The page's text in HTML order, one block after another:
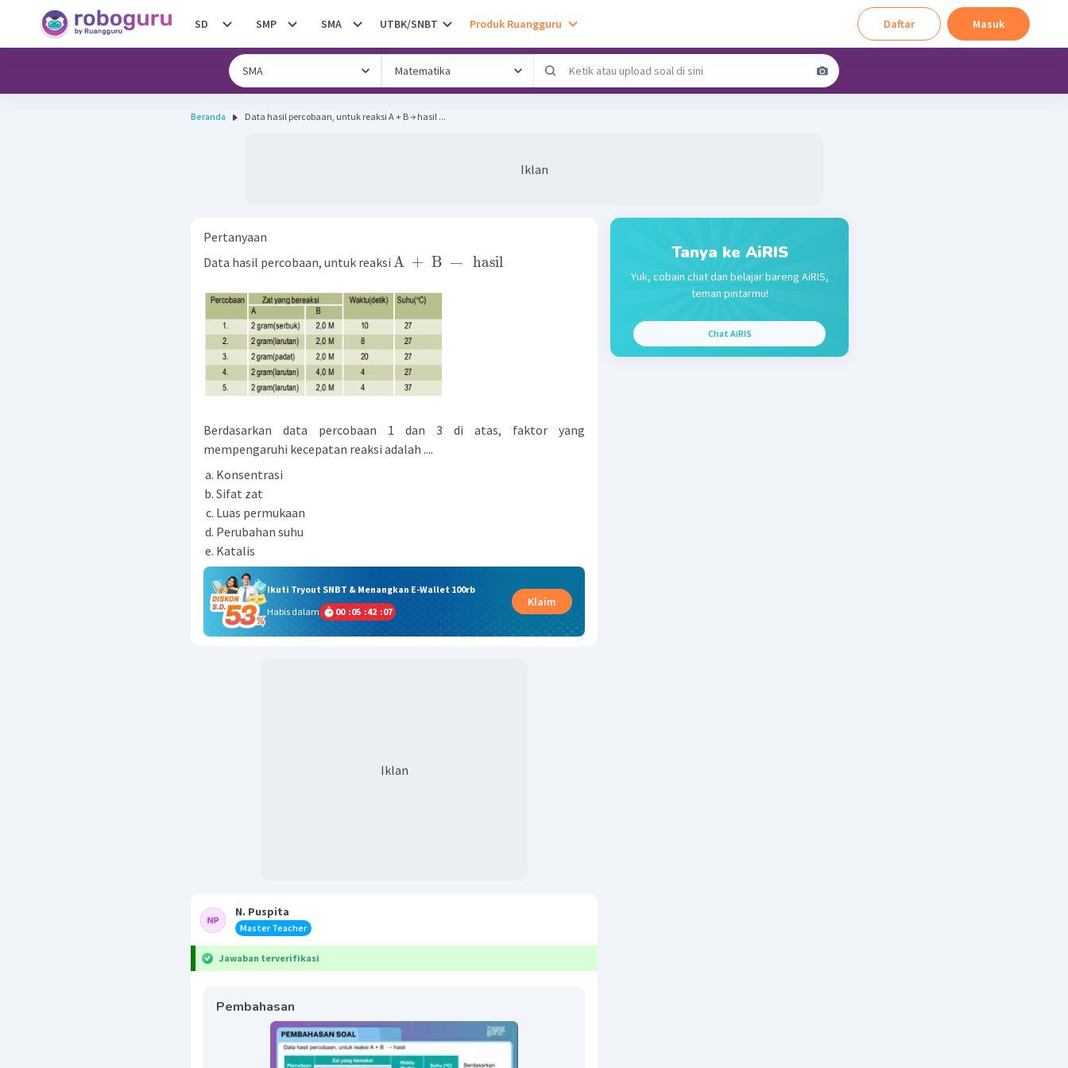
SD SMP SMA UTBK/SNBT Produk Ruangguru Daftar Masuk
Beranda Data hasil percobaan, untuk reaksi A + B → hasil ...
Iklan
Pertanyaan
Data hasil percobaan, untuk reaksi A + B → hasil
Berdasarkan data percobaan 1 dan 3 di atas, faktor yang
mempengaruhi kecepatan reaksi adalah ....
Konsentrasi
Sifat zat
Luas permukaan
Perubahan suhu
Katalis
Ikuti Tryout SNBT & Menangkan E-Wallet 100rb
Habis dalam
00 :05 :42 :06
Klaim
Iklan
N. Puspita
Master Teacher
Jawaban terverifikasi
Pembahasan
Tanya ke AiRIS
Yuk, cobain chat dan belajar bareng AiRIS,
teman pintarmu!
Chat AiRIS